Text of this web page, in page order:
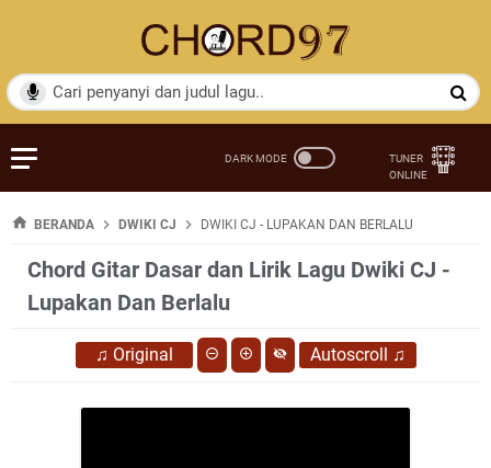
BERANDA DWIKI CJ DWIKI CJ - LUPAKAN DAN BERLALU
Chord Gitar Dasar dan Lirik Lagu Dwiki CJ -
Lupakan Dan Berlalu
♫ Original Autoscroll ♫